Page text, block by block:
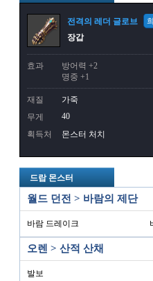
전격의 레더 글로브
장갑
효과
방어력 +2
명중 +1
재질
가죽
무게
40
획득처
몬스터 처치
드랍 몬스터
월드 던전 > 바람의 제단
바람 드레이크
오렌 > 산적 산채
발보